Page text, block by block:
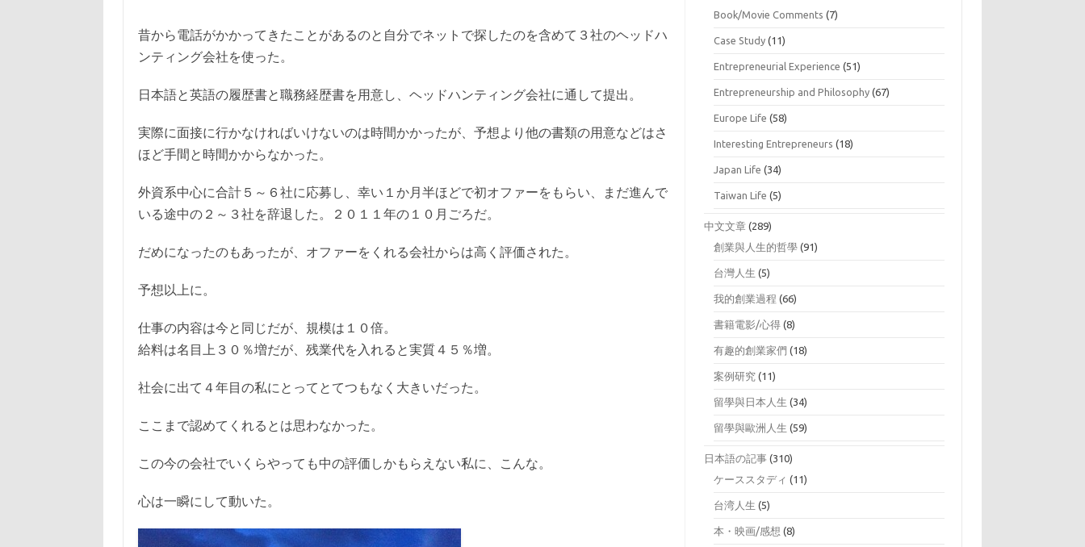
昔から電話がかかってきたことがあるのと自分でネットで探したのを含めて３社のヘッドハ
ンティング会社を使った。
日本語と英語の履歴書と職務経歴書を用意し、ヘッドハンティング会社に通して提出。
実際に面接に行かなければいけないのは時間かかったが、予想より他の書類の用意などはさ
ほど手間と時間かからなかった。
外資系中心に合計５～６社に応募し、幸い１か月半ほどで初オファーをもらい、まだ進んで
いる途中の２～３社を辞退した。２０１１年の１０月ごろだ。
だめになったのもあったが、オファーをくれる会社からは高く評価された。
予想以上に。
仕事の内容は今と同じだが、規模は１０倍。
給料は名目上３０％増だが、残業代を入れると実質４５％増。
社会に出て４年目の私にとってとてつもなく大きいだった。
ここまで認めてくれるとは思わなかった。
この今の会社でいくらやっても中の評価しかもらえない私に、こんな。
心は一瞬にして動いた。
Book/Movie Comments (7)
Case Study (11)
Entrepreneurial Experience (51)
Entrepreneurship and Philosophy (67)
Europe Life (58)
Interesting Entrepreneurs (18)
Japan Life (34)
Taiwan Life (5)
中文文章 (289)
創業與人生的哲學 (91)
台灣人生 (5)
我的創業過程 (66)
書籍電影/心得 (8)
有趣的創業家們 (18)
案例研究 (11)
留學與日本人生 (34)
留學與歐洲人生 (59)
日本語の記事 (310)
ケーススタディ (11)
台湾人生 (5)
本・映画/感想 (8)